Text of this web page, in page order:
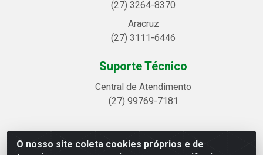
O nosso site coleta cookies próprios e de
(27) 3264-8370
Aracruz
(27) 3111-6446
Suporte Técnico
Central de Atendimento
(27) 99769-7181
Linhavix Distribuidora LTDA - Avenida Alegre, 2521 -